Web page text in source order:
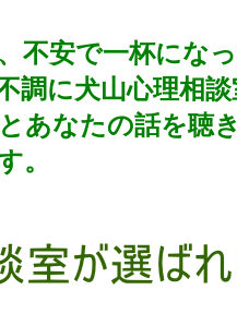
不安で一杯にな
調に犬山心理相
あなたの話を聴
。